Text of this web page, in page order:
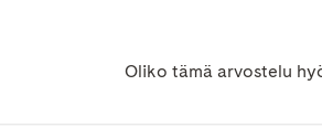
Oliko tämä arvostelu